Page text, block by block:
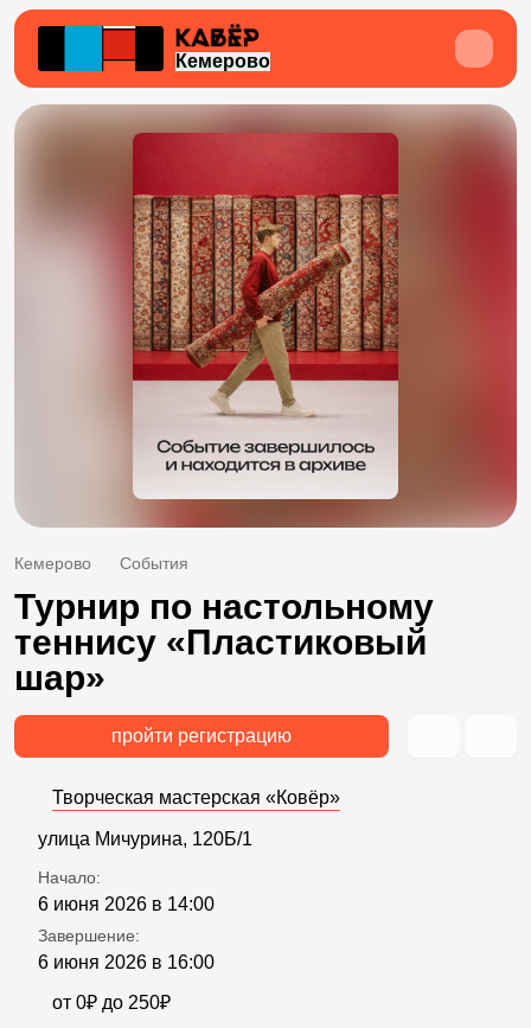
Кемерово
Кемерово События
Турнир по настольному
теннису «Пластиковый
шар»
пройти регистрацию
Творческая мастерская «Ковёр»
улица Мичурина, 120Б/1
Начало:
6 июня 2026 в 14:00
Завершение:
6 июня 2026 в 16:00
от 0₽ до 250₽